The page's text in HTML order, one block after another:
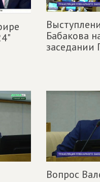
Бабакова
заседании
Вопрос